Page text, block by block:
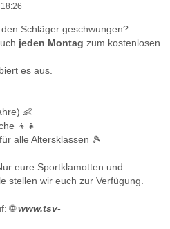
Schläger geschwungen?
jeden Montag zum kostenlosen
es aus.
👶
👦👧
alle Altersklassen 🎾
eure Sportklamotten und
stellen wir euch zur Verfügung.
🌐www.tsv-